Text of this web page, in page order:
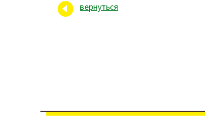
вернуться